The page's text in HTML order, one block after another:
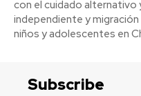
con el cuidado alternativo
independiente y
niños y adolescentes en
Subscribe